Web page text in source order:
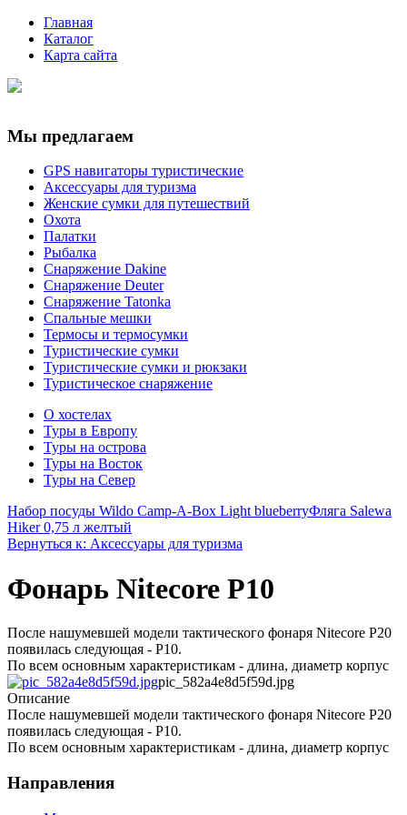
Главная
Каталог
Карта сайта
Мы предлагаем
GPS навигаторы туристические
Аксессуары для туризма
Женские сумки для путешествий
Охота
Палатки
Рыбалка
Снаряжение Dakine
Снаряжение Deuter
Снаряжение Tatonka
Спальные мешки
Термосы и термосумки
Туристические сумки
Туристические сумки и рюкзаки
Туристическое снаряжение
О хостелах
Туры в Европу
Туры на острова
Туры на Восток
Туры на Север
Набор посуды Wildo Camp-A-Box Light blueberryФляга Salewa
Hiker 0,75 л желтый
Вернуться к: Аксессуары для туризма
Фонарь Nitecore P10
После нашумевшей модели тактического фонаря Nitecore P20
появилась следующая - P10.
По всем основным характеристикам - длина, диаметр корпус
pic_582a4e8d5f59d.jpg
Описание
После нашумевшей модели тактического фонаря Nitecore P20
появилась следующая - P10.
По всем основным характеристикам - длина, диаметр корпус
Направления